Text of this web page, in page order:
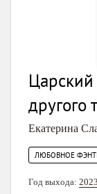
другого
Екатерина
ЛЮБОВНОЕ
Год выхода: 2023